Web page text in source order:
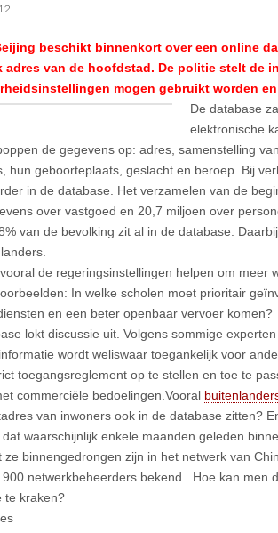
beschikt binnenkort over een online
adres van de hoofdstad. De politie stelt de
mogen gebruikt worden
De database
elektronische
de gegevens op: adres, samenstelling
hun geboorteplaats, geslacht en beroep. Bij
in de database. Het verzamelen van de
over vastgoed en 20,7 miljoen over
van de bevolking zit al in de database.
de regeringsinstellingen helpen om meer
In welke scholen moet prioritair
en een beter openbaar vervoer komen?
lokt discussie uit. Volgens sommige
wordt weliswaar toegankelijk voor
toegangsreglement op te stellen en toe te
commerciële bedoelingen.Vooral
van inwoners ook in de database zitten?
waarschijnlijk enkele maanden geleden
ze binnengedrongen zijn in het netwerk van
netwerkbeheerders bekend. Hoe kan men
te kraken?